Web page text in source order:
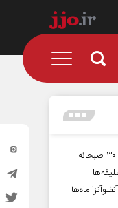
صبحانه چی درست کنم؟ معرفی ۳۰ صبحانه
ماه‌ها